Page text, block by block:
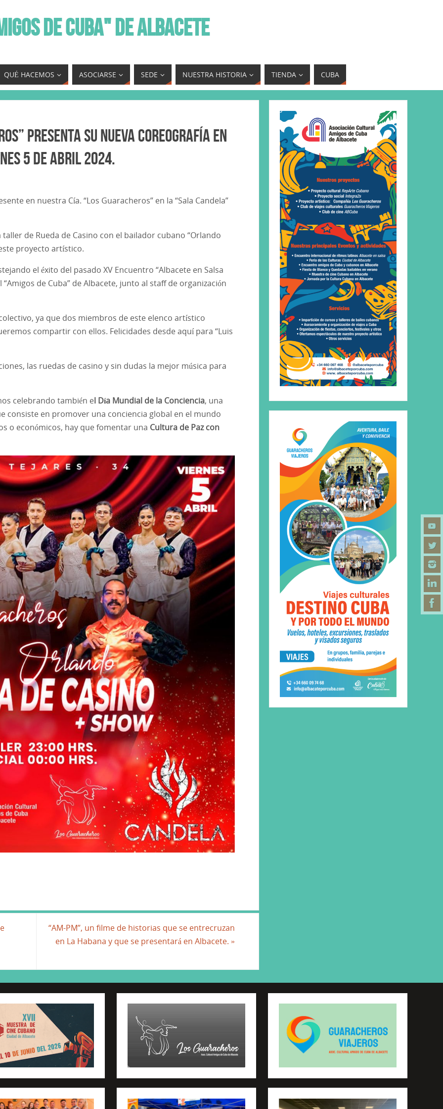
DE CUBA" DE ALBACETE
QUÉ HACEMOS ASOCIARSE SEDE NUESTRA HISTORIA TIENDA CUBA
presenta su nueva coreografía en
5 de Abril 2024.
en nuestra Cía. “Los Guaracheros” en la “Sala Candela”
de Rueda de Casino con el bailador cubano “Orlando
proyecto artístico.
el éxito del pasado XV Encuentro “Albacete en Salsa
de Cuba” de Albacete, junto al staff de organización
ya que dos miembros de este elenco artístico
compartir con ellos. Felicidades desde aquí para “Luis
las ruedas de casino y sin dudas la mejor música para
celebrando también el Día Mundial de la Conciencia, una
consiste en promover una conciencia global en el mundo
o económicos, hay que fomentar una Cultura de Paz con
“AM-PM”, un filme de historias que se entrecruzan
en La Habana y que se presentará en Albacete. »